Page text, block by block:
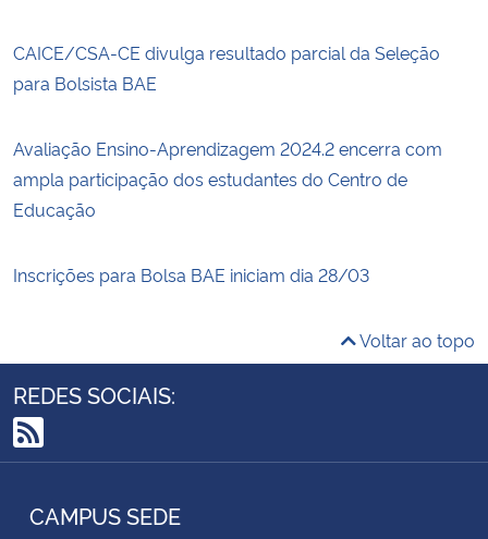
CAICE/CSA-CE divulga resultado parcial da Seleção
para Bolsista BAE
Avaliação Ensino-Aprendizagem 2024.2 encerra com
ampla participação dos estudantes do Centro de
Educação
Inscrições para Bolsa BAE iniciam dia 28/03
Voltar ao topo
REDES SOCIAIS:
RSS
CAMPUS SEDE